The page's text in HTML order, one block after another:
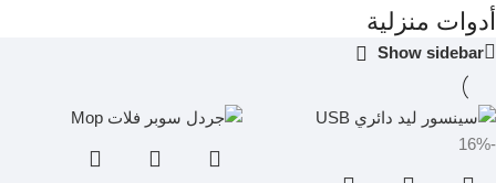
أدوات منزلية
Show sidebar
-16%